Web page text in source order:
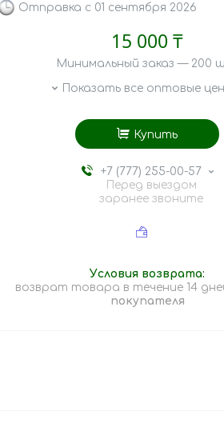
Отправка с 01 сентября 2026
15 000 ₸
Минимальный заказ — 200
Показать все оптовые
Купить
+7 (777) 255-00-57
Перед выездом
заранее звоните
возврат товара в течение 14
покупателя